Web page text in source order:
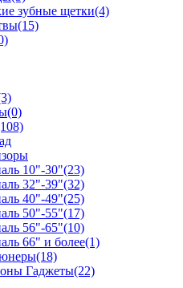
зубные щетки(4)
(15)
(0)
10"-30"(23)
32"-39"(32)
40"-49"(25)
50"-55"(17)
56"-65"(10)
66" и более(1)
(18)
Гаджеты(22)